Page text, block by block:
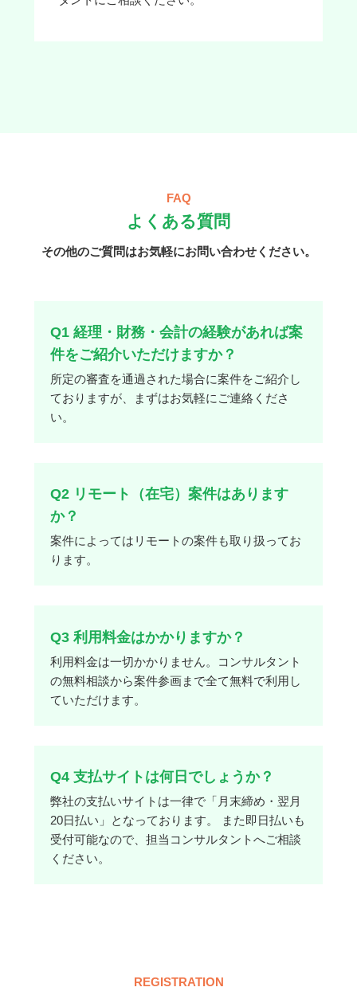
FAQ
よくある質問
その他のご質問はお気軽にお問い合わせください。
Q1 経理・財務・会計の経験があれば案
件をご紹介いただけますか？
所定の審査を通過された場合に案件をご紹介し
ておりますが、まずはお気軽にご連絡くださ
い。
Q2 リモート（在宅）案件はあります
か？
案件によってはリモートの案件も取り扱ってお
ります。
Q3 利用料金はかかりますか？
利用料金は一切かかりません。コンサルタント
の無料相談から案件参画まで全て無料で利用し
ていただけます。
Q4 支払サイトは何日でしょうか？
弊社の支払いサイトは一律で「月末締め・翌月
20日払い」となっております。 また即日払いも
受付可能なので、担当コンサルタントへご相談
ください。
REGISTRATION